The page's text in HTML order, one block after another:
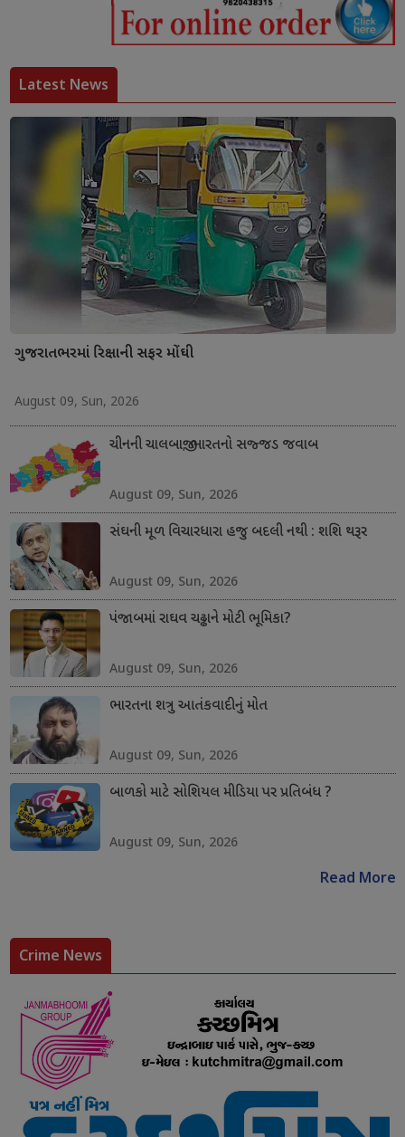
Latest News
ગુજરાતભરમાં રિક્ષાની સફર મોંઘી
August 09, Sun, 2026
ચીનની ચાલબાજી; ભારતનો સજ્જડ જવાબ
August 09, Sun, 2026
સંઘની મૂળ વિચારધારા હજુ બદલી નથી : શશિ થરૂર
August 09, Sun, 2026
પંજાબમાં રાઘવ ચઢ્ઢાને મોટી ભૂમિકા?
August 09, Sun, 2026
ભારતના શત્રુ આતંકવાદીનું મોત
August 09, Sun, 2026
બાળકો માટે સોશિયલ મીડિયા પર પ્રતિબંધ ?
August 09, Sun, 2026
Read More
Crime News